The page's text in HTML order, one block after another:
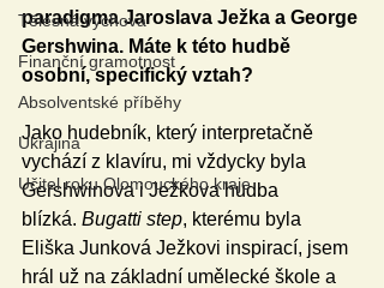
Tělesná výchova
Finanční gramotnost
Absolventské příběhy
Ukrajina
Učitel roku Olomouckého kraje
paradigma Jaroslava Ježka a George
Gershwina. Máte k této hudbě
osobní, specifický vztah?
Jako hudebník, který interpretačně
vychází z klavíru, mi vždycky byla
Gershwinova i Ježkova hudba
blízká. Bugatti step, kterému byla
Eliška Junková Ježkovi inspirací, jsem
hrál už na základní umělecké škole a